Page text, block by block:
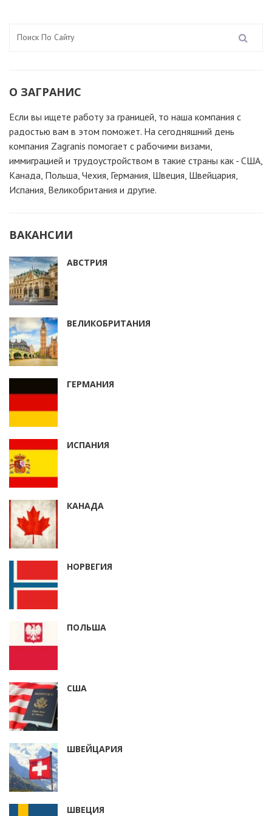
О ЗАГРАНИС
Если вы ищете работу за границей, то наша компания c
радостью вам в этом поможет. На сегодняшний день
компания Zagranis помогает с рабочими визами,
иммиграцией и трудоустройством в такие страны как - США,
Канада, Польша, Чехия, Германия, Швеция, Швейцария,
Испания, Великобритания и другие.
ВАКАНСИИ
АВСТРИЯ
ВЕЛИКОБРИТАНИЯ
ГЕРМАНИЯ
ИСПАНИЯ
КАНАДА
НОРВЕГИЯ
ПОЛЬША
США
ШВЕЙЦАРИЯ
ШВЕЦИЯ